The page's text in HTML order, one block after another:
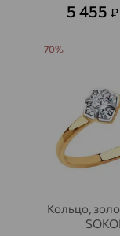
5 455₽
Кольцо,
70%